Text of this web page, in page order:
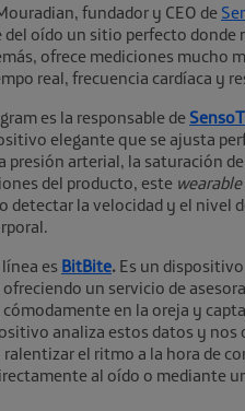
fundador y CEO de
del oído un sitio perfecto
ofrece mediciones mucho
real, frecuencia cardíaca y
es la responsable de
elegante que se ajusta
presión arterial, la saturación
del producto, este wearable
detectar la velocidad y el nivel
es BitBite. Es un
un servicio de
en la oreja y
analiza estos datos y nos
el ritmo a la hora de
al oído o mediante